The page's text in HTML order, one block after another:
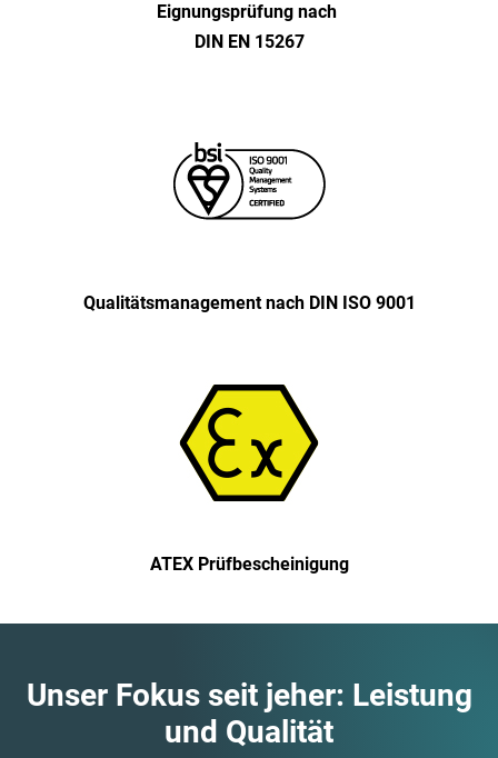
Eignungs­prüfung nach
DIN EN 15267
Qualitäts­management nach DIN ISO 9001
ATEX Prüf­bescheinigung
Unser Fokus seit jeher: Leistung
und Qualität